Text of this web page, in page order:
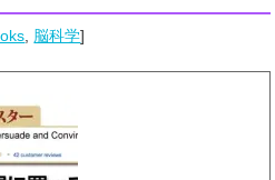
, 脳科学]